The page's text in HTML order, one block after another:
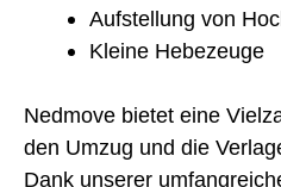
Aufstellung von
Kleine Hebezeuge
Nedmove bietet eine
den Umzug und die
Dank unserer